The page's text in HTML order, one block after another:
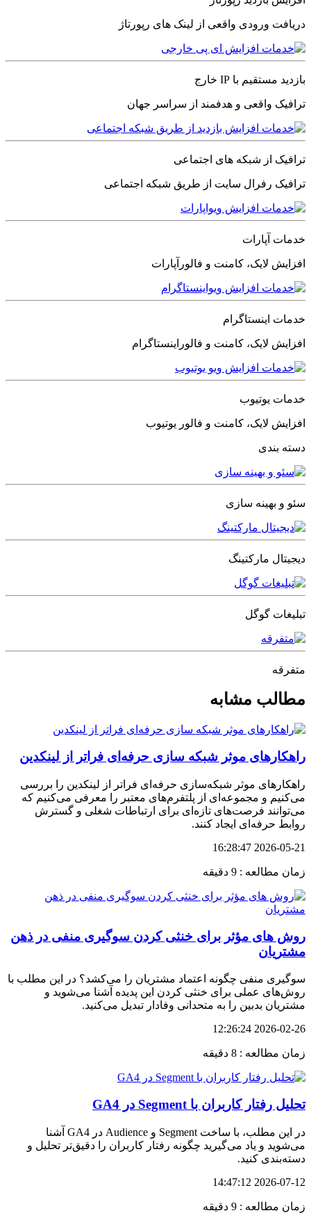
دریافت ورودی واقعی از لینک های رپورتاژ
بازدید مستقیم با IP خارج
ترافیک واقعی و هدفمند از سراسر جهان
ترافیک از شبکه های اجتماعی
ترافیک رفرال سایت از طریق شبکه اجتماعی
خدمات آپارات
افزایش لایک، کامنت و فالورآپارات
خدمات اینستاگرام
افزایش لایک، کامنت و فالوراینستاگرام
خدمات یوتیوب
افزایش لایک، کامنت و فالور یوتیوب
دسته بندی
سئو و بهینه سازی
دیجیتال مارکتینگ
تبلیغات گوگل
متفرقه
مطالب مشابه
راهکارهای موثر شبکه سازی حرفه‌ای فراتر از لینکدین
راهکارهای موثر شبکه‌سازی حرفه‌ای فراتر از لینکدین را بررسی
می‌کنیم و مجموعه‌ای از پلتفرم‌های معتبر را معرفی می‌کنیم که
می‌توانند فرصت‌های تازه‌ای برای ارتباطات شغلی و گسترش
روابط حرفه‌ای ایجاد کنند.
2026-05-21 16:28:47
زمان مطالعه : 9 دقیقه
روش های مؤثر برای خنثی کردن سوگیری منفی در ذهن
مشتریان
سوگیری منفی چگونه اعتماد مشتریان را می‌کشد؟ در این مطلب با
روش‌های عملی برای خنثی کردن این پدیده آشنا می‌شوید و
مشتریان بدبین را به متحدانی وفادار تبدیل می‌کنید.
2026-02-26 12:26:24
زمان مطالعه : 8 دقیقه
تحلیل رفتار کاربران با Segment در GA4
در این مطلب، با ساخت Segment و Audience در GA4 آشنا
می‌شوید و یاد می‌گیرید چگونه رفتار کاربران را دقیق‌تر تحلیل و
دسته‌بندی کنید.
2026-07-12 14:47:12
زمان مطالعه : 9 دقیقه